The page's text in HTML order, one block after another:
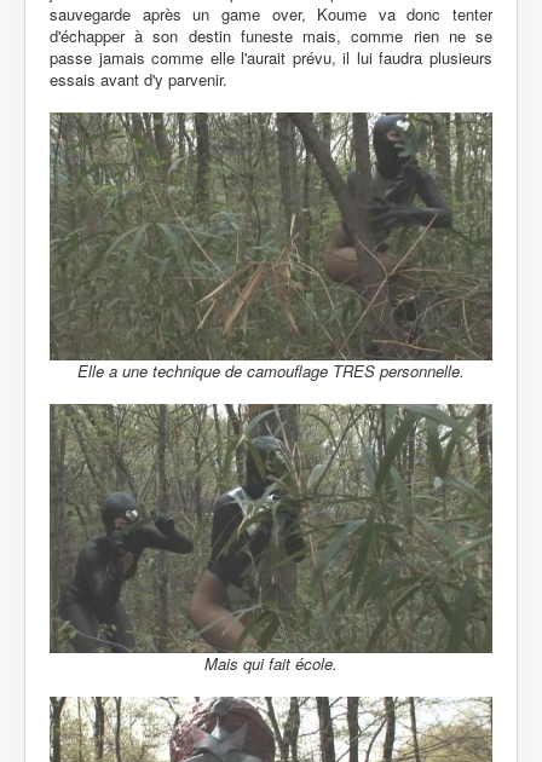
sauvegarde après un game over, Koume va donc tenter
d'échapper à son destin funeste mais, comme rien ne se
passe jamais comme elle l'aurait prévu, il lui faudra plusieurs
essais avant d'y parvenir.
Elle a une technique de camouflage TRES personnelle.
Mais qui fait école.